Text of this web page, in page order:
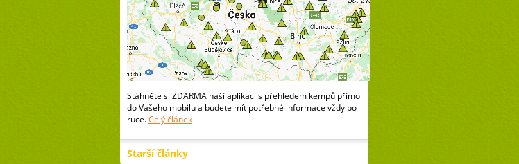
Stáhněte si ZDARMA naší aplikaci s přehledem kempů přímo
do Vašeho mobilu a budete mít potřebné informace vždy po
ruce.Celý článek
Starší články